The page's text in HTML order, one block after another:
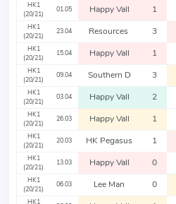
HK1
(20/21)
01.05 Happy Vall 1
HK1
(20/21)
23.04 Resources 3
HK1
(20/21)
15.04 Happy Vall 1
HK1
(20/21)
09.04 Southern D 3
HK1
(20/21)
03.04 Happy Vall 2
HK1
(20/21)
26.03 Happy Vall 1
HK1
(20/21)
20.03 HK Pegasus 1
HK1
(20/21)
13.03 Happy Vall 0
HK1
(20/21)
06.03 Lee Man 0
HK1